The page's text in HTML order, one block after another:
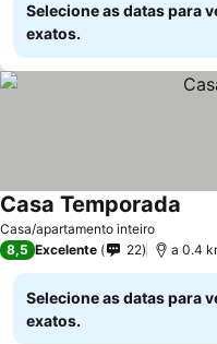
Selecione as datas para
exatos.
Casa/apartamento inteiro
Casa Temporada
8,5 Excelente 22 a 0.4
Selecione as datas para
exatos.